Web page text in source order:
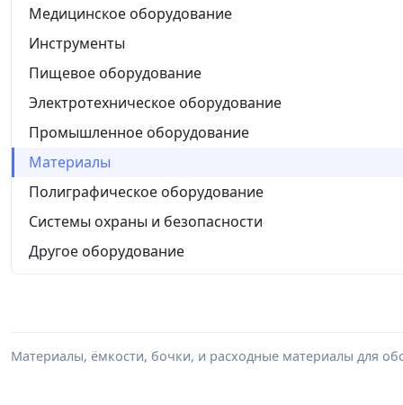
Медицинское оборудование
Инструменты
Пищевое оборудование
Электротехническое оборудование
Промышленное оборудование
Материалы
Полиграфическое оборудование
Системы охраны и безопасности
Другое оборудование
Материалы, ёмкости, бочки, и расходные материалы для